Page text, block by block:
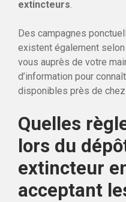
extincteurs.
Des campagnes
existent également
vous auprès de votre
d’information pour
disponibles près de
Quelles
lors du
extincteur
acceptant